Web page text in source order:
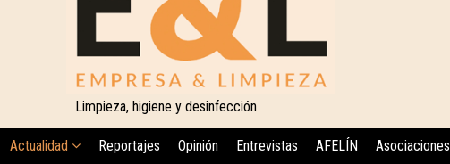
Limpieza, higiene y desinfección
Actualidad Reportajes Opinión Entrevistas AFELÍN Asociaciones